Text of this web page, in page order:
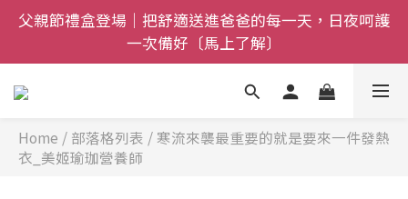
全館$800免運｜任搭８折起｜滿額再送新品-悠哉斑馬
襪〔立即了解〕
全館$800免運｜任搭８折起｜滿額再送新品-悠哉斑馬
襪〔立即了解〕
情人節獻禮｜sNug愛心禮盒甜蜜登場！把舒適與心意
一起送出〔馬上了解〕
父親節禮盒登場｜把舒適送進爸爸的每一天，日夜呵護
一次備好〔馬上了解〕
Home / 部落格列表 / 寒流來襲最重要的就是要來一件發熱
衣_美姬瑜珈營養師